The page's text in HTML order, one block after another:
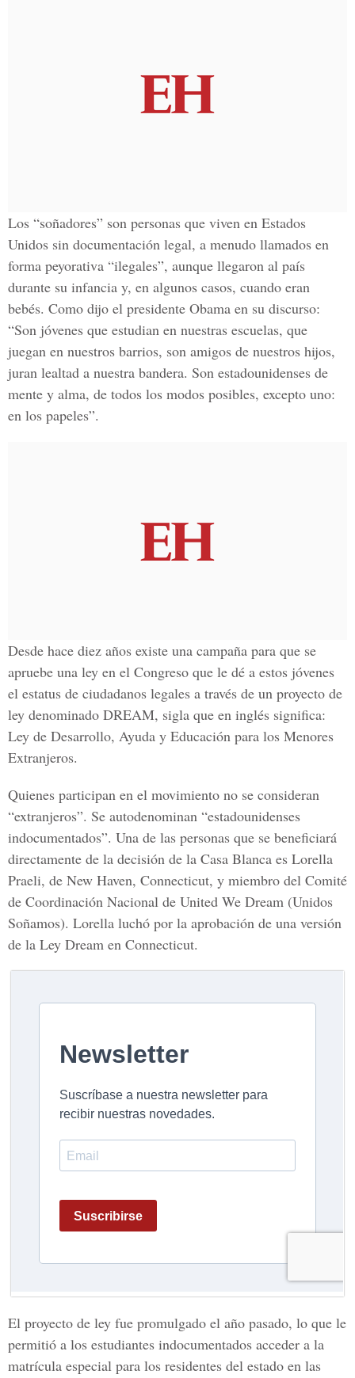
Los “soñadores” son personas que viven en Estados
Unidos sin documentación legal, a menudo llamados en
forma peyorativa “ilegales”, aunque llegaron al país
durante su infancia y, en algunos casos, cuando eran
bebés. Como dijo el presidente Obama en su discurso:
“Son jóvenes que estudian en nuestras escuelas, que
juegan en nuestros barrios, son amigos de nuestros hijos,
juran lealtad a nuestra bandera. Son estadounidenses de
mente y alma, de todos los modos posibles, excepto uno:
en los papeles”.
Desde hace diez años existe una campaña para que se
apruebe una ley en el Congreso que le dé a estos jóvenes
el estatus de ciudadanos legales a través de un proyecto de
ley denominado DREAM, sigla que en inglés significa:
Ley de Desarrollo, Ayuda y Educación para los Menores
Extranjeros.
Quienes participan en el movimiento no se consideran
“extranjeros”. Se autodenominan “estadounidenses
indocumentados”. Una de las personas que se beneficiará
directamente de la decisión de la Casa Blanca es Lorella
Praeli, de New Haven, Connecticut, y miembro del Comité
de Coordinación Nacional de United We Dream (Unidos
Soñamos). Lorella luchó por la aprobación de una versión
de la Ley Dream en Connecticut.
El proyecto de ley fue promulgado el año pasado, lo que le
permitió a los estudiantes indocumentados acceder a la
matrícula especial para los residentes del estado en las